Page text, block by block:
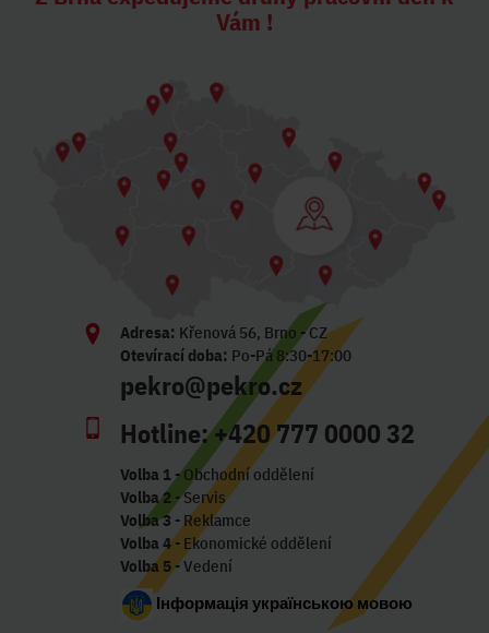
Vám !
Adresa: Křenová 56, Brno - CZ
Otevírací doba: Po-Pá 8:30-17:00
pekro@pekro.cz
Hotline:+420 777 0000 32
Volba 1- Obchodní oddělení
Volba 2 - Servis
Volba 3 - Reklamce
Volba 4- Ekonomické oddělení
Volba 5- Vedení
Інформація українською мовою